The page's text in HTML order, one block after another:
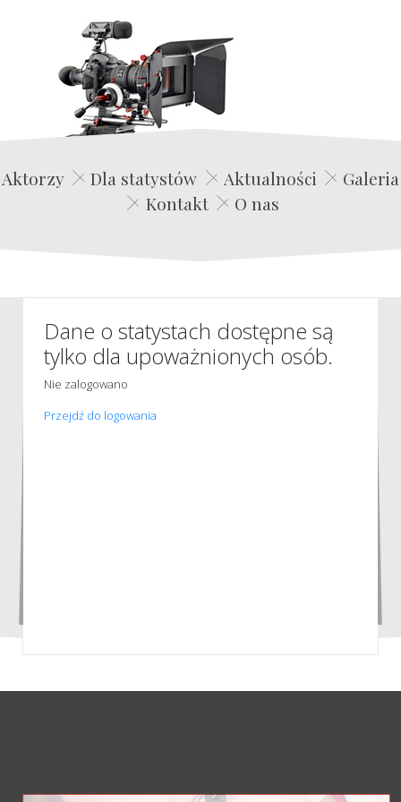
Edwin Film Agencja Aktorska
Aktorzy Dla statystów Aktualności
Galeria
Kontakt
O nas
Dane o statystach dostępne są
tylko dla upoważnionych osób.
Nie zalogowano
Przejdź do logowania